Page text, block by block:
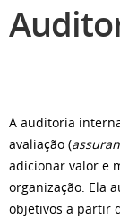
A auditoria
avaliação (
adicionar valor e
organização. Ela
objetivos a partir